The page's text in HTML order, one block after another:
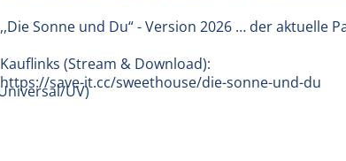
,,Die Sonne und Du“ - Version 2026 … der aktuelle
Kauflinks (Stream & Download):
https://save-it.cc/sweethouse/die-sonne-und-du